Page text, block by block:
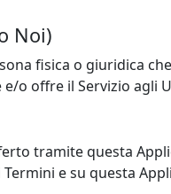
Noi)
fisica o giuridica
e/o offre il Servizio agli
tramite questa
e su questa